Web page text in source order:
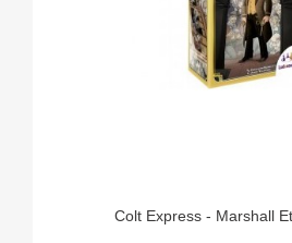
Colt Express - Marshall